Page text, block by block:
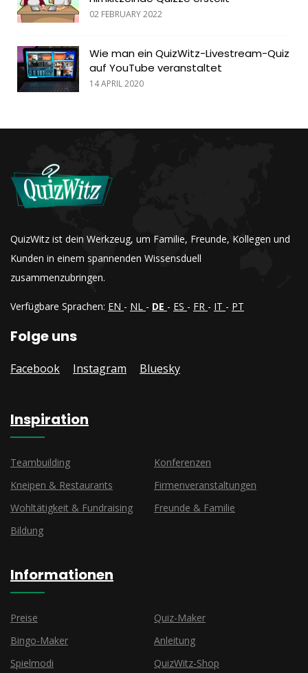
02 FEBRUARY 2022
Wie man ein QuizWitz-Livestream-Quiz
auf YouTube veranstaltet
14 APRIL 2020
QuizWitz ist dein Werkzeug, um Familie, Freunde, Kollegen und
Kunden in einem spannenden Wissensduell
zusammenzubringen.
Verfügbare Sprachen: EN - NL - DE - ES - FR - IT - PT
Folge uns
Facebook Instagram Bluesky
Inspiration
Teambuilding
Konferenzen
Kneipen & Restaurants
Firmenveranstaltungen
Wohltätigkeit & Fundraising
Freunde & Familie
Bildung
Informationen
Preise
Quiz-Maker
Bingo-Maker
Anleitung
Spielmodi
QuizWitz-Shop